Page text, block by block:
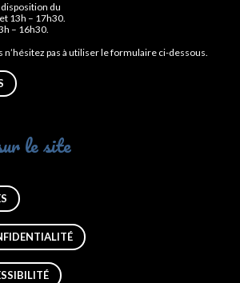
du
13h – 17h30.
– 16h30.
n’hésitez pas à utiliser le formulaire ci-dessous.
le site